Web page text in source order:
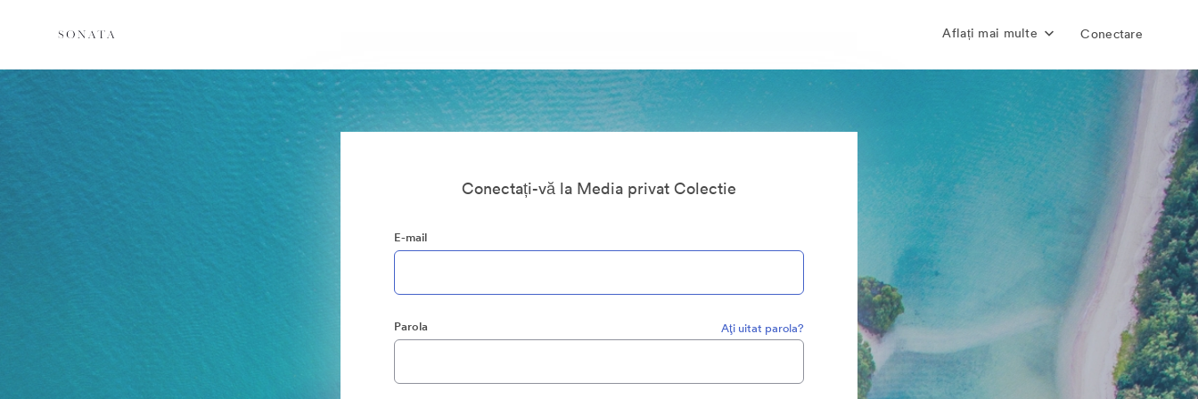
Aflați mai multe Conectare
Conectați-vă la Media privat Colectie
E-mail
Parola Aţi uitat parola?